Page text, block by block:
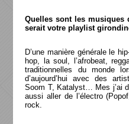
Quelles sont les musiques
serait votre playlist
D’une manière générale le
hop, la soul, l’afrobeat,
traditionnelles du monde
d’aujourd’hui avec des
Soom T, Katalyst… Mes j’ai
aussi aller de l’électro
rock.